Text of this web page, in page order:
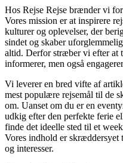
Hos Rejse Rejse brænder vi
Vores mission er at inspirere
kulturer og oplevelser, der
sindet og skaber
altid. Derfor stræber vi efter at
informerer, men også
Vi leverer en bred vifte af
mest populære rejsemål til de
om. Uanset om du er en
udkig efter den perfekte ferie
finde det ideelle sted til et
Vores indhold er
og interesser.